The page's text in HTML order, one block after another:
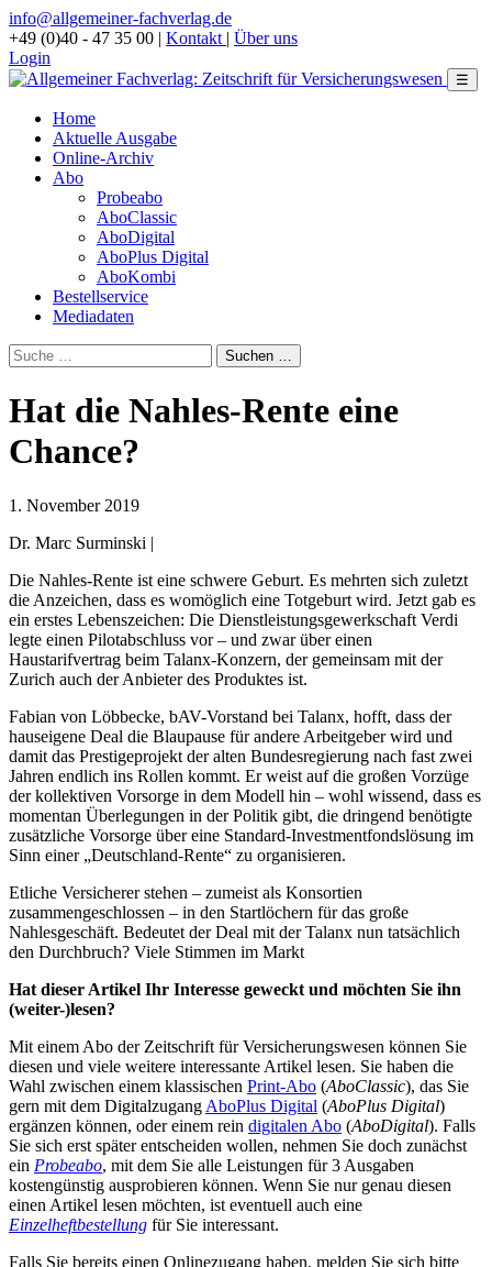
info@allgemeiner-fachverlag.de
+49 (0)40 - 47 35 00 | Kontakt | Über uns
Login
☰
Home
Aktuelle Ausgabe
Online-Archiv
Abo
Probeabo
AboClassic
AboDigital
AboPlus Digital
AboKombi
Bestellservice
Mediadaten
Hat die Nahles-Rente eine
Chance?
1. November 2019
Dr. Marc Surminski |
Die Nahles-Rente ist eine schwere Geburt. Es mehrten sich zuletzt
die Anzeichen, dass es womöglich eine Totgeburt wird. Jetzt gab es
ein erstes Lebenszeichen: Die Dienstleistungsgewerkschaft Verdi
legte einen Pilotabschluss vor – und zwar über einen
Haustarifvertrag beim Talanx-Konzern, der gemeinsam mit der
Zurich auch der Anbieter des Produktes ist.
Fabian von Löbbecke, bAV-Vorstand bei Talanx, hofft, dass der
hauseigene Deal die Blaupause für andere Arbeitgeber wird und
damit das Prestigeprojekt der alten Bundesregierung nach fast zwei
Jahren endlich ins Rollen kommt. Er weist auf die großen Vorzüge
der kollektiven Vorsorge in dem Modell hin – wohl wissend, dass es
momentan Überlegungen in der Politik gibt, die dringend benötigte
zusätzliche Vorsorge über eine Standard-Investmentfondslösung im
Sinn einer „Deutschland-Rente“ zu organisieren.
Etliche Versicherer stehen – zumeist als Konsortien
zusammengeschlossen – in den Startlöchern für das große
Nahlesgeschäft. Bedeutet der Deal mit der Talanx nun tatsächlich
den Durchbruch? Viele Stimmen im Markt
Hat dieser Artikel Ihr Interesse geweckt und möchten Sie ihn
(weiter-)lesen?
Mit einem Abo der Zeitschrift für Versicherungswesen können Sie
diesen und viele weitere interessante Artikel lesen. Sie haben die
Wahl zwischen einem klassischen Print-Abo (AboClassic), das Sie
gern mit dem Digitalzugang AboPlus Digital (AboPlus Digital)
ergänzen können, oder einem rein digitalen Abo (AboDigital). Falls
Sie sich erst später entscheiden wollen, nehmen Sie doch zunächst
ein Probeabo, mit dem Sie alle Leistungen für 3 Ausgaben
kostengünstig ausprobieren können. Wenn Sie nur genau diesen
einen Artikel lesen möchten, ist eventuell auch eine
Einzelheftbestellung für Sie interessant.
Falls Sie bereits einen Onlinezugang haben, melden Sie sich bitte